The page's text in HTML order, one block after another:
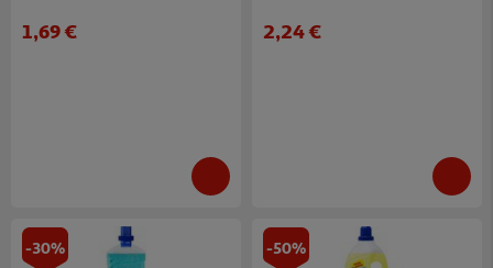
1,69 € 2,24 €
-30% -50%